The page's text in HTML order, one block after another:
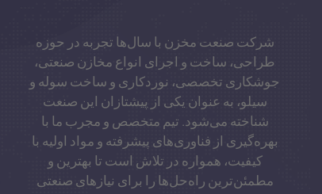
شرکت صنعت مخزن با سال‌ها تجربه در حوزه
طراحی، ساخت و اجرای انواع مخازن صنعتی،
جوشکاری تخصصی، نوردکاری و ساخت سوله و
سیلو، به عنوان یکی از پیشتازان این صنعت
شناخته می‌شود. تیم متخصص و مجرب ما با
بهره‌گیری از فناوری‌های پیشرفته و مواد اولیه با
کیفیت، همواره در تلاش است تا بهترین و
مطمئن‌ترین راه‌حل‌ها را برای نیازهای صنعتی